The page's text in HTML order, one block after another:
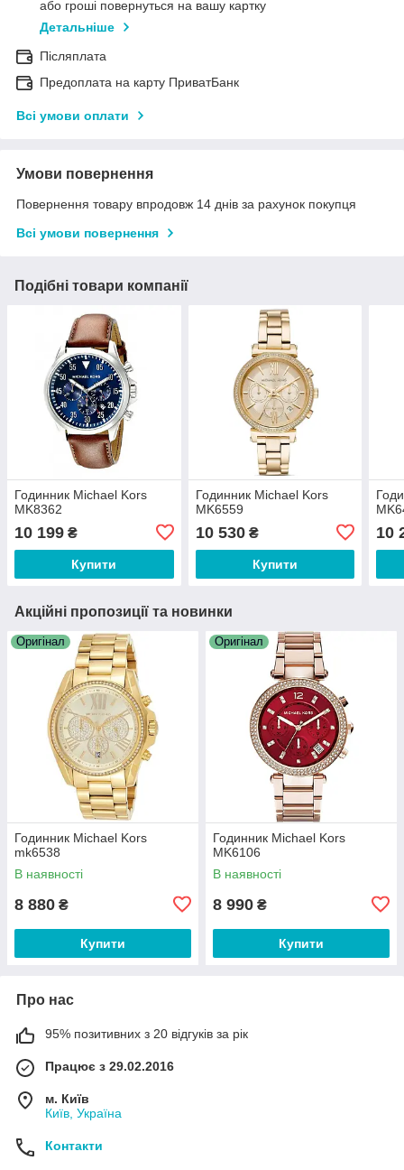
або гроші повернуться на вашу картку
Детальніше
Післяплата
Предоплата на карту ПриватБанк
Всі умови оплати
Умови повернення
Повернення товару впродовж 14 днів за рахунок покупця
Всі умови повернення
Подібні товари компанії
Годинник Michael Kors
MK8362
10 199 ₴
Купити
Годинник Michael Kors
MK6559
10 530₴
Купити
10
Акційні пропозиції та новинки
Оригінал
Годинник Michael Kors
mk6538
В наявності
8 880 ₴
Купити
Оригінал
Годинник Michael Kors
MK6106
В наявності
8 990 ₴
Купити
Про нас
95% позитивних з 20 відгуків за рік
Працює з 29.02.2016
м. Київ
Київ, Україна
Контакти